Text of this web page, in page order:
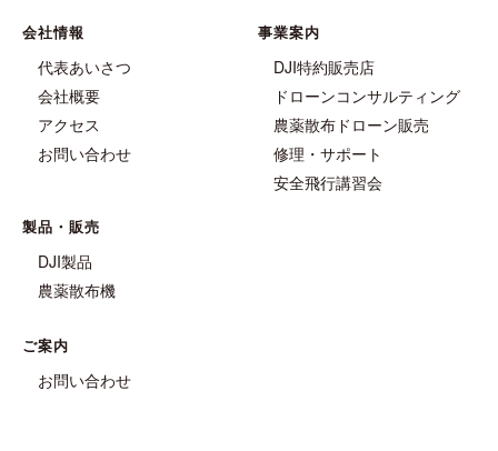
会社情報
代表あいさつ
会社概要
アクセス
お問い合わせ
事業案内
DJI特約販売店
ドローンコンサルティング
農薬散布ドローン販売
修理・サポート
安全飛行講習会
製品・販売
DJI製品
農薬散布機
ご案内
お問い合わせ